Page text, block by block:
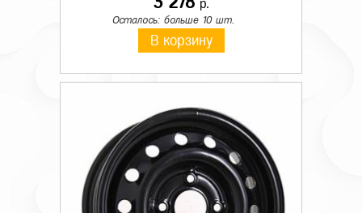
р.
Осталось: больше 10 шт.
В корзину